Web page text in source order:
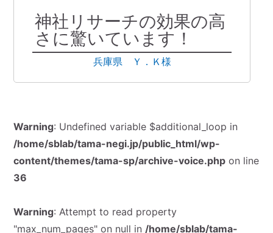
神社リサーチの効果の高
さに驚いています！
兵庫県 Ｙ．Ｋ様
Warning: Undefined variable $additional_loop in
/home/sblab/tama-negi.jp/public_html/wp-
content/themes/tama-sp/archive-voice.php on line
36
Warning: Attempt to read property
"max_num_pages" on null in /home/sblab/tama-